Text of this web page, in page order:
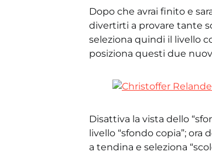
Dopo che avrai finito e
divertirti a provare tante
seleziona quindi il livello
posiziona questi due
Disattiva la vista dello
livello “sfondo copia”;
a tendina e seleziona